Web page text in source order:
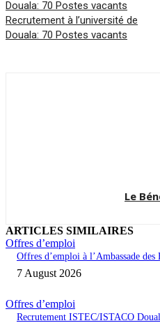
Recrutement à l’université de
Douala: 70 Postes vacants
Le
ARTICLES SIMILAIRES
Offres d’emploi
Offres d’emploi à l’Ambassade des
7 August 2026
Offres d’emploi
Recrutement ISTEC/ISTACO